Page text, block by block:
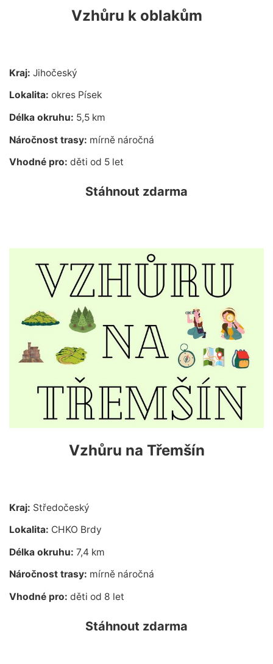
Vzhůru k oblakům
Kraj: Jihočeský
Lokalita: okres Písek
Délka okruhu: 5,5 km
Náročnost trasy: mírně náročná
Vhodné pro: děti od 5 let
Stáhnout zdarma
Vzhůru na Třemšín
Kraj: Středočeský
Lokalita: CHKO Brdy
Délka okruhu: 7,4 km
Náročnost trasy: mírně náročná
Vhodné pro: děti od 8 let
Stáhnout zdarma